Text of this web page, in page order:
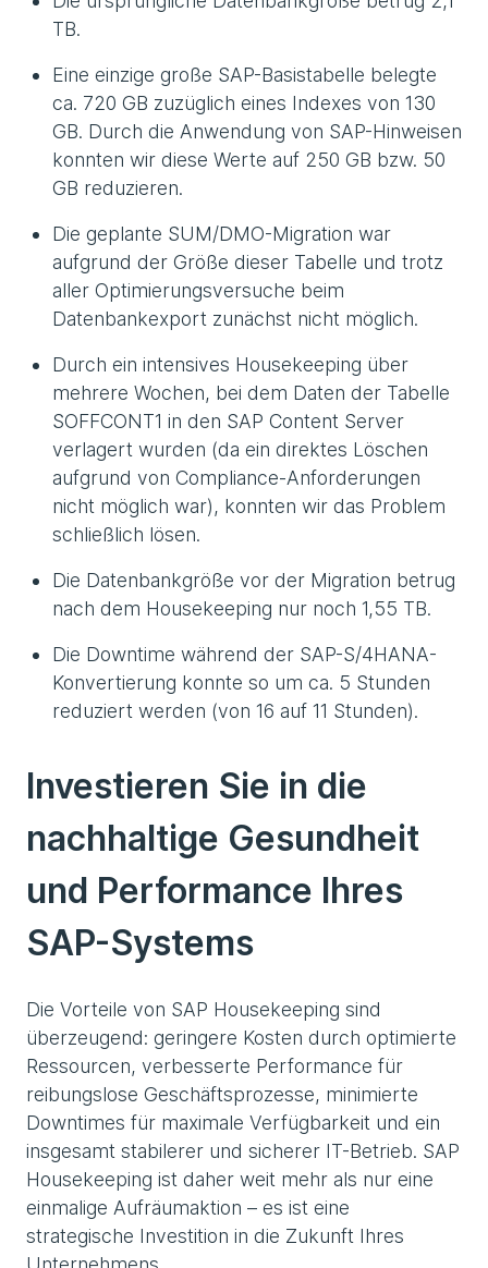
TB.
Eine einzige große SAP-Basistabelle belegte
ca. 720 GB zuzüglich eines Indexes von 130
GB. Durch die Anwendung von SAP-Hinweisen
konnten wir diese Werte auf 250 GB bzw. 50
GB reduzieren.
Die geplante SUM/DMO-Migration war
aufgrund der Größe dieser Tabelle und trotz
aller Optimierungsversuche beim
Datenbankexport zunächst nicht möglich.
Durch ein intensives Housekeeping über
mehrere Wochen, bei dem Daten der Tabelle
SOFFCONT1 in den SAP Content Server
verlagert wurden (da ein direktes Löschen
aufgrund von Compliance-Anforderungen
nicht möglich war), konnten wir das Problem
schließlich lösen.
Die Datenbankgröße vor der Migration betrug
nach dem Housekeeping nur noch 1,55 TB.
Die Downtime während der SAP-S/4HANA-
Konvertierung konnte so um ca. 5 Stunden
reduziert werden (von 16 auf 11 Stunden).
Investieren Sie in die
nachhaltige Gesundheit
und Performance Ihres
SAP-Systems
Die Vorteile von SAP Housekeeping sind
überzeugend: geringere Kosten durch optimierte
Ressourcen, verbesserte Performance für
reibungslose Geschäftsprozesse, minimierte
Downtimes für maximale Verfügbarkeit und ein
insgesamt stabilerer und sicherer IT-Betrieb. SAP
Housekeeping ist daher weit mehr als nur eine
einmalige Aufräumaktion – es ist eine
strategische Investition in die Zukunft Ihres